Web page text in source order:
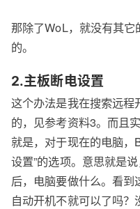
那除了WoL，就没有其
的。
2.主板断电设置
这个办法是我在搜索远
的，见参考资料3。而且
就是，对于现在的电脑
设置”的选项。意思就是
后，电脑要做什么。看
自动开机不就可以了吗